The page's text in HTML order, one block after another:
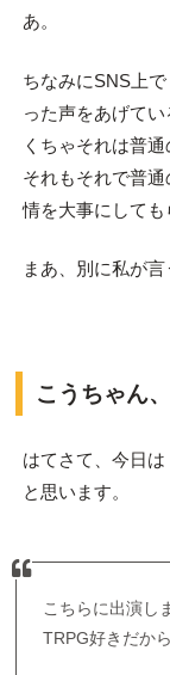
あ。
ちなみにSNS上
った声をあげて
くちゃそれは普
それもそれで普
情を大事にしても
まあ、別に私が
こうちゃん
はてさて、今日
と思います。
こちらに出演し
TRPG好きだか